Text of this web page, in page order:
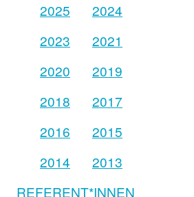
2025
2024
2023
2021
2020
2019
2018
2017
2016
2015
2014
2013
REFERENT*INNEN